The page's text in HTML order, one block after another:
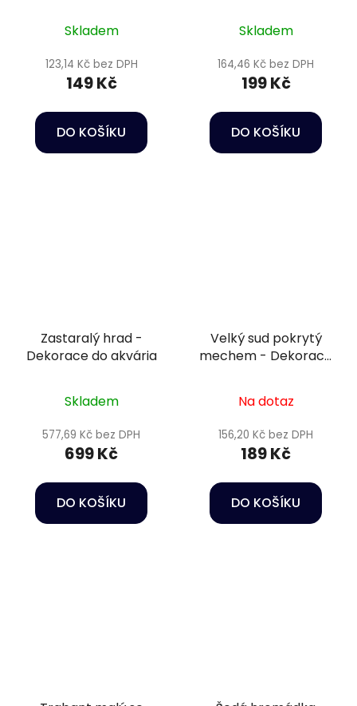
Skladem
123,14 Kč bez DPH
149 Kč
DO KOŠÍKU
Skladem
164,46 Kč bez DPH
199 Kč
DO KOŠÍKU
Zastaralý hrad -
Dekorace do akvária
Skladem
577,69 Kč bez DPH
699 Kč
DO KOŠÍKU
Velký sud pokrytý
mechem - Dekorace
Na dotaz
156,20 Kč bez DPH
189 Kč
DO KOŠÍKU